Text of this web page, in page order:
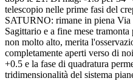
telescopio nelle prime fasi del
SATURNO: rimane in piena Via
Sagittario e a fine mese
non molto alto, merita
completamente aperti verso di
+0.5 e la fase di quadratura
tridimensionalità del sistema